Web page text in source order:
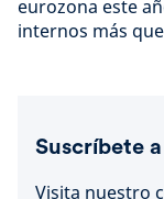
eurozona este
internos más
Suscríbete
Visita nuestro